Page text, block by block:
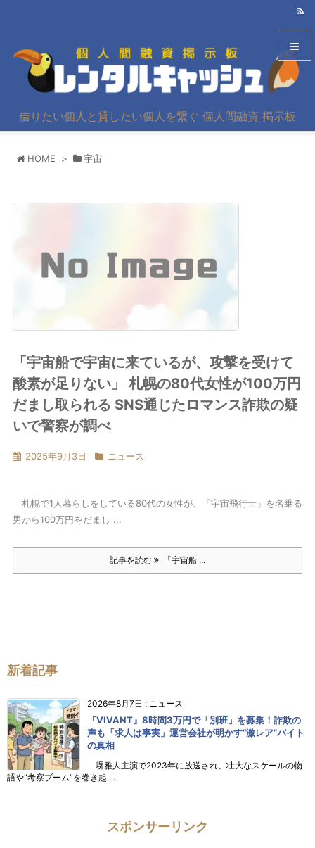
借りたい個人と貸したい個人を繋ぐ 個人間融資 掲示板
HOME > 宇宙
「宇宙船で宇宙に来ているが、攻撃を受けて
酸素が足りない」 札幌の80代女性が100万円
だまし取られる SNS通じたロマンス詐欺の疑
いで警察が調べ
2025年9月3日 ニュース
札幌で1人暮らしをしている80代の女性が、「宇宙飛行士」を名乗る
男から100万円をだまし ...
記事を読む 「宇宙船 ...
新着記事
2026年8月7日 : ニュース
『VIVANT』8時間3万円で「別班」を募集！詐欺の
声も「求人は事実」運営会社が明かす“激レア”バイト
の真相
堺雅人主演で2023年に放送され、壮大なスケールの物
語や“考察ブーム”を巻き起 ...
スポンサーリンク